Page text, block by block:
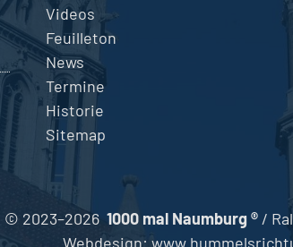
Videos
Feuilleton
News
Termine
Historie
Sitemap
© 2023–2026 1000 mal Naumburg ®/
Webdesign: